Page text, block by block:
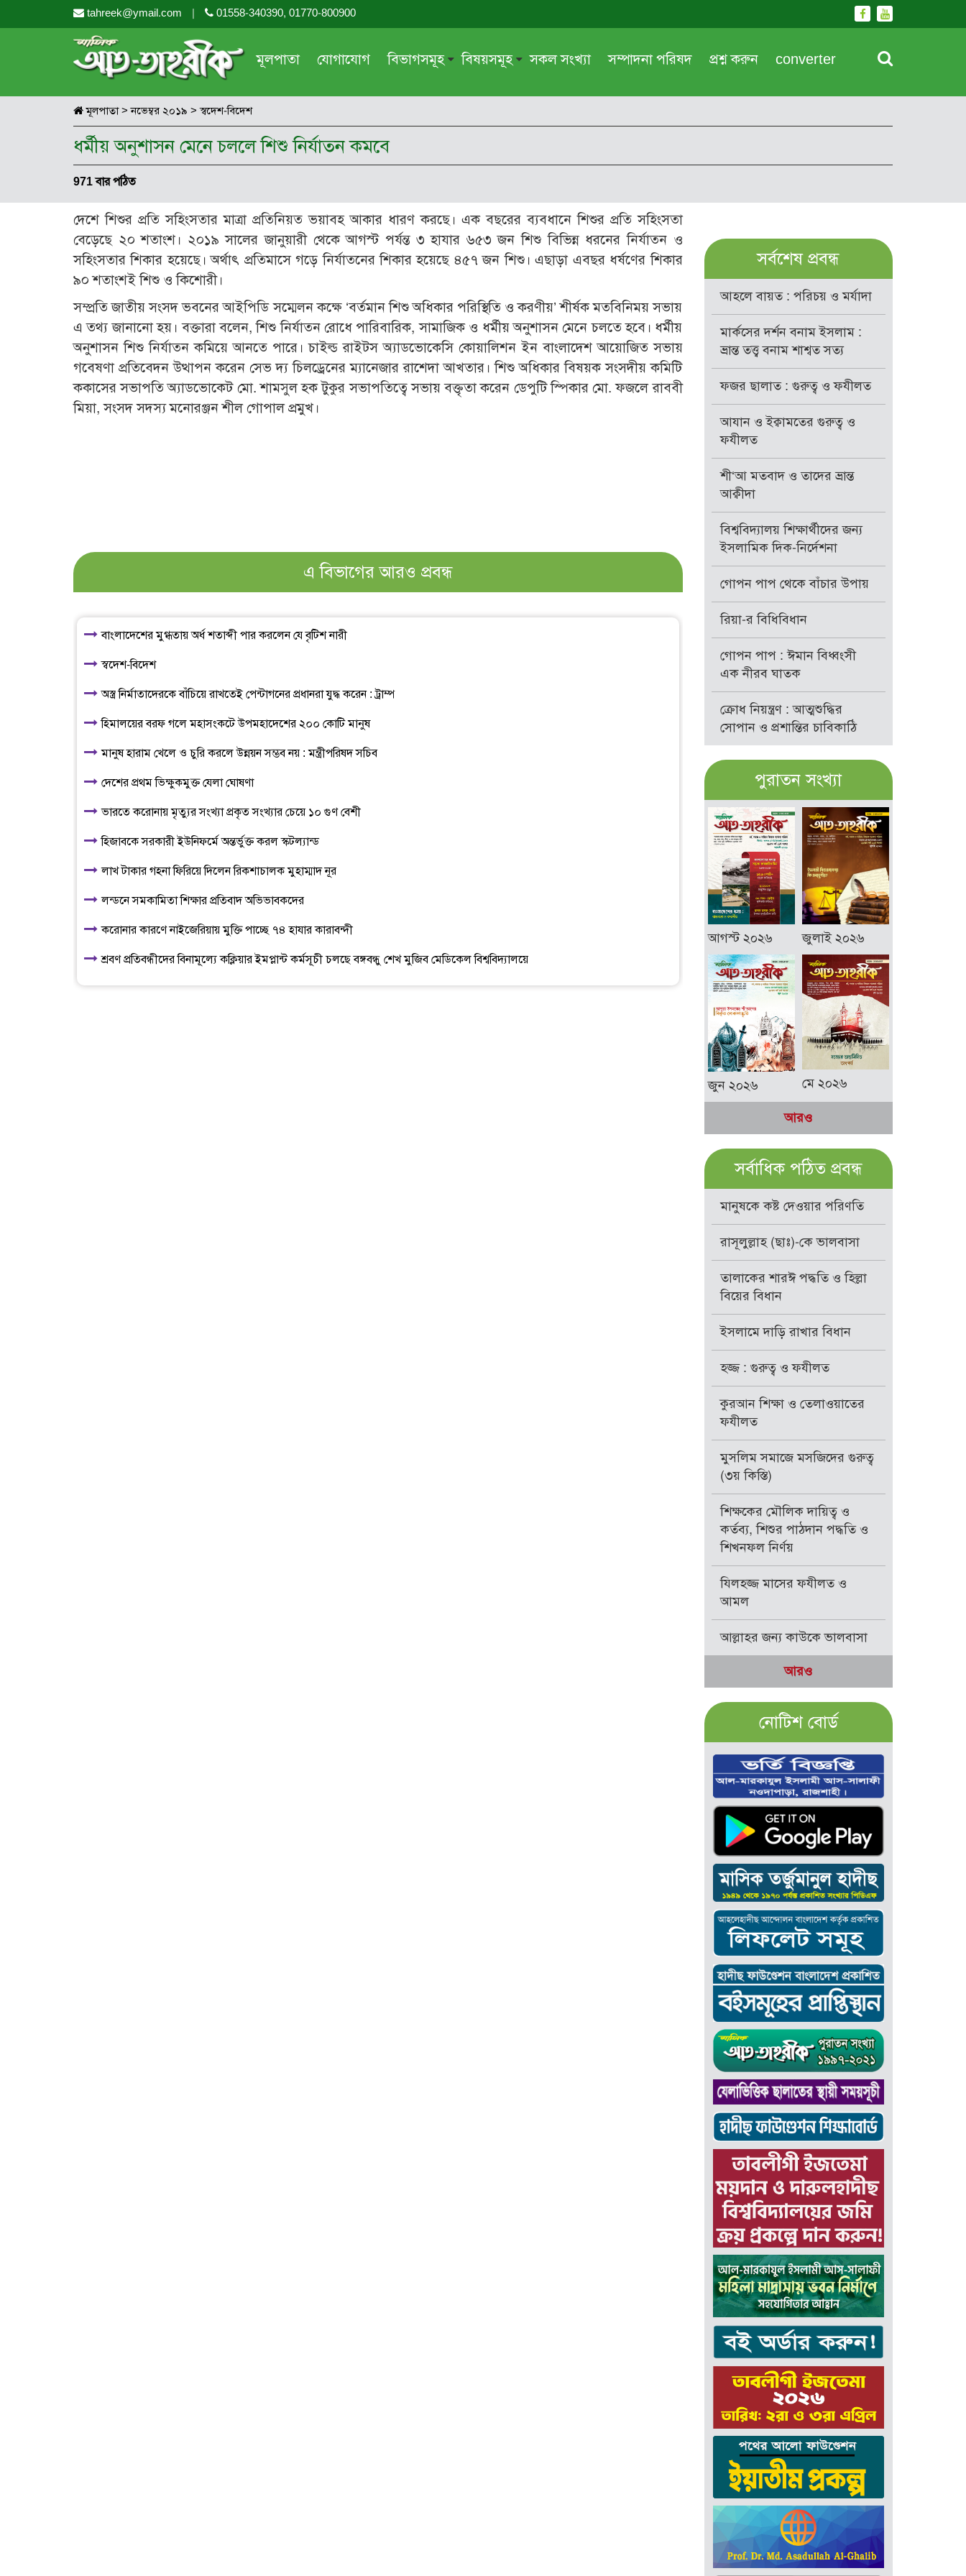
tahreek@ymail.com | 01558-340390, 01770-800900
মূলপাতা যোগাযোগ বিভাগসমূহ
দরসে কুরআন
সাময়িক প্রসঙ্গ
সময়ের ভাবনা
আরও
বিষয়সমূহ
পরকাল
নীতি-নৈতিকতা
আরও
সকল সংখ্যা সম্পাদনা পরিষদ প্রশ্ন করুন converter
মূলপাতা> নভেম্বর ২০১৯ > স্বদেশ-বিদেশ
ধর্মীয় অনুশাসন মেনে চললে শিশু নির্যাতন কমবে
971 বার পঠিত
দেশে শিশুর প্রতি সহিংসতার মাত্রা প্রতিনিয়ত ভয়াবহ আকার ধারণ করছে। এক বছরের ব্যবধানে শিশুর প্রতি সহিংসতা
বেড়েছে ২০ শতাংশ। ২০১৯ সালের জানুয়ারী থেকে আগস্ট পর্যন্ত ৩ হাযার ৬৫৩ জন শিশু বিভিন্ন ধরনের নির্যাতন ও
সহিংসতার শিকার হয়েছে। অর্থাৎ প্রতিমাসে গড়ে নির্যাতনের শিকার হয়েছে ৪৫৭ জন শিশু। এছাড়া এবছর ধর্ষণের শিকার
৯০ শতাংশই শিশু ও কিশোরী।
সম্প্রতি জাতীয় সংসদ ভবনের আইপিডি সম্মেলন কক্ষে ‘বর্তমান শিশু অধিকার পরিস্থিতি ও করণীয়’ শীর্ষক মতবিনিময় সভায়
এ তথ্য জানানো হয়। বক্তারা বলেন, শিশু নির্যাতন রোধে পারিবারিক, সামাজিক ও ধর্মীয় অনুশাসন মেনে চলতে হবে। ধর্মীয়
অনুশাসন শিশু নির্যাতন কমিয়ে আনতে পারে। চাইল্ড রাইটস অ্যাডভোকেসি কোয়ালিশন ইন বাংলাদেশ আয়োজিত সভায়
গবেষণা প্রতিবেদন উত্থাপন করেন সেভ দ্য চিলড্রেনের ম্যানেজার রাশেদা আখতার। শিশু অধিকার বিষয়ক সংসদীয় কমিটি
ককাসের সভাপতি অ্যাডভোকেট মো. শামসুল হক টুকুর সভাপতিত্বে সভায় বক্তৃতা করেন ডেপুটি স্পিকার মো. ফজলে রাববী
মিয়া, সংসদ সদস্য মনোরঞ্জন শীল গোপাল প্রমুখ।
এ বিভাগের আরও প্রবন্ধ
বাংলাদেশের মুগ্ধতায় অর্ধ শতাব্দী পার করলেন যে বৃটিশ নারী
স্বদেশ-বিদেশ
অস্ত্র নির্মাতাদেরকে বাঁচিয়ে রাখতেই পেন্টাগনের প্রধানরা যুদ্ধ করেন : ট্রাম্প
হিমালয়ের বরফ গলে মহাসংকটে উপমহাদেশের ২০০ কোটি মানুষ
মানুষ হারাম খেলে ও চুরি করলে উন্নয়ন সম্ভব নয় : মন্ত্রীপরিষদ সচিব
দেশের প্রথম ভিক্ষুকমুক্ত যেলা ঘোষণা
ভারতে করোনায় মৃত্যুর সংখ্যা প্রকৃত সংখ্যার চেয়ে ১০ গুণ বেশী
হিজাবকে সরকারী ইউনিফর্মে অন্তর্ভুক্ত করল স্কটল্যান্ড
লাখ টাকার গহনা ফিরিয়ে দিলেন রিকশাচালক মুহাম্মাদ নূর
লন্ডনে সমকামিতা শিক্ষার প্রতিবাদ অভিভাবকদের
করোনার কারণে নাইজেরিয়ায় মুক্তি পাচ্ছে ৭৪ হাযার কারাবন্দী
শ্রবণ প্রতিবন্ধীদের বিনামূল্যে কক্লিয়ার ইমপ্লান্ট কর্মসূচী চলছে বঙ্গবন্ধু শেখ মুজিব মেডিকেল বিশ্ববিদ্যালয়ে
সর্বশেষ প্রবন্ধ
আহলে বায়ত : পরিচয় ও মর্যাদা
মার্কসের দর্শন বনাম ইসলাম :
ভ্রান্ত তত্ত্ব বনাম শাশ্বত সত্য
ফজর ছালাত : গুরুত্ব ও ফযীলত
আযান ও ইক্বামতের গুরুত্ব ও
ফযীলত
শী‘আ মতবাদ ও তাদের ভ্রান্ত
আক্বীদা
বিশ্ববিদ্যালয় শিক্ষার্থীদের জন্য
ইসলামিক দিক-নির্দেশনা
গোপন পাপ থেকে বাঁচার উপায়
রিয়া-র বিধিবিধান
গোপন পাপ : ঈমান বিধ্বংসী
এক নীরব ঘাতক
ক্রোধ নিয়ন্ত্রণ : আত্মশুদ্ধির
সোপান ও প্রশান্তির চাবিকাঠি
পুরাতন সংখ্যা
আগস্ট ২০২৬ জুলাই ২০২৬
জুন ২০২৬ মে ২০২৬
আরও
সর্বাধিক পঠিত প্রবন্ধ
মানুষকে কষ্ট দেওয়ার পরিণতি
রাসূলুল্লাহ (ছাঃ)-কে ভালবাসা
তালাকের শারঈ পদ্ধতি ও হিল্লা
বিয়ের বিধান
ইসলামে দাড়ি রাখার বিধান
হজ্জ : গুরুত্ব ও ফযীলত
কুরআন শিক্ষা ও তেলাওয়াতের
ফযীলত
মুসলিম সমাজে মসজিদের গুরুত্ব
(৩য় কিস্তি)
শিক্ষকের মৌলিক দায়িত্ব ও
কর্তব্য, শিশুর পাঠদান পদ্ধতি ও
শিখনফল নির্ণয়
যিলহজ্জ মাসের ফযীলত ও
আমল
আল্লাহর জন্য কাউকে ভালবাসা
আরও
নোটিশ বোর্ড